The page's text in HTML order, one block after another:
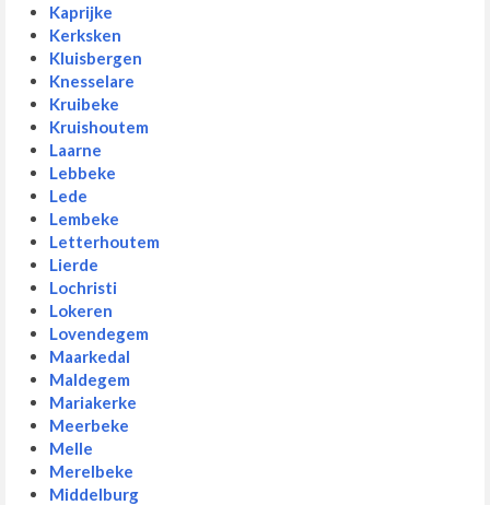
Kaprijke
Kerksken
Kluisbergen
Knesselare
Kruibeke
Kruishoutem
Laarne
Lebbeke
Lede
Lembeke
Letterhoutem
Lierde
Lochristi
Lokeren
Lovendegem
Maarkedal
Maldegem
Mariakerke
Meerbeke
Melle
Merelbeke
Middelburg